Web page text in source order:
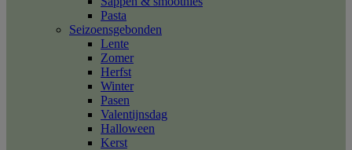
Pasta
Seizoensgebonden
Lente
Zomer
Herfst
Winter
Pasen
Valentijnsdag
Halloween
Kerst